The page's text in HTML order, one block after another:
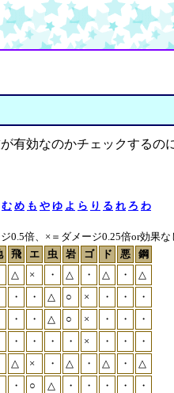
有効なのかチェックするの
む め も や ゆ よ ら り る れ ろ わ
倍、×＝ダメージ0.25倍or効果な
飛 エ 虫 岩 ゴ ド 悪
鋼
△ × ・ △ ・ △ ・
△
・ ・ △ ○ × ・ ・
・
・ ・ △ ○ × ・ ・
・
・ ・ ・ ・ × ・ ・
・
△ × ・ △ ・ △ ・
△
・ ○ △ ・ ・ ・ ・
・